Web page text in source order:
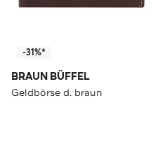
-31%*
BRAUN BÜFFEL
Geldbörse d. braun